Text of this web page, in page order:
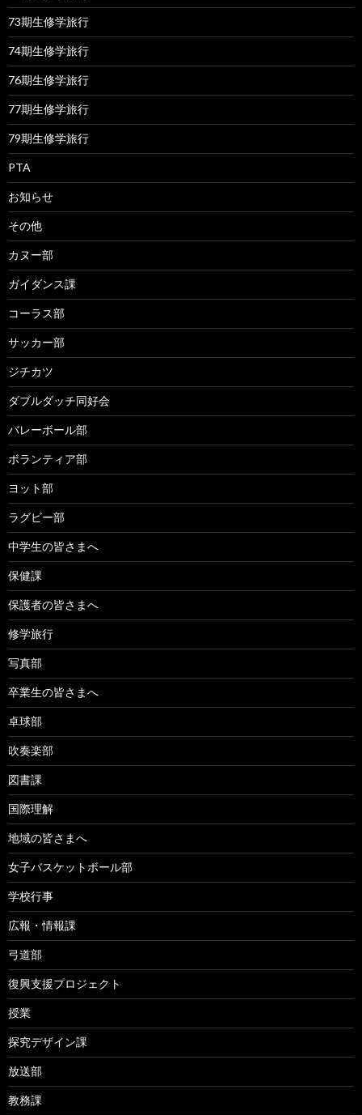
73期生修学旅行
74期生修学旅行
76期生修学旅行
77期生修学旅行
79期生修学旅行
PTA
お知らせ
その他
カヌー部
ガイダンス課
コーラス部
サッカー部
ジチカツ
ダブルダッチ同好会
バレーボール部
ボランティア部
ヨット部
ラグビー部
中学生の皆さまへ
保健課
保護者の皆さまへ
修学旅行
写真部
卒業生の皆さまへ
卓球部
吹奏楽部
図書課
国際理解
地域の皆さまへ
女子バスケットボール部
学校行事
広報・情報課
弓道部
復興支援プロジェクト
授業
探究デザイン課
放送部
教務課